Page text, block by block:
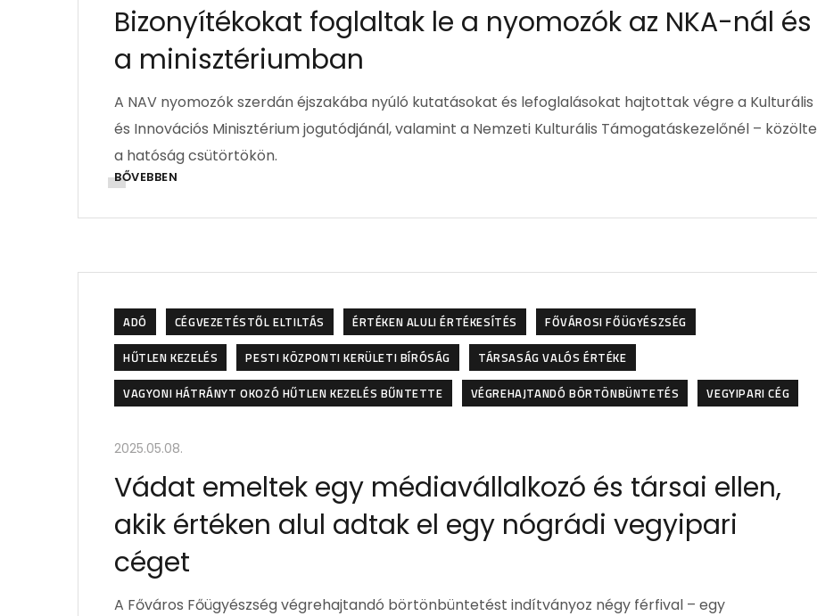
Bizonyítékokat foglaltak le a nyomozók az NKA-nál és
a minisztériumban
A NAV nyomozók szerdán éjszakába nyúló kutatásokat és lefoglalásokat hajtottak végre a Kulturális
és Innovációs Minisztérium jogutódjánál, valamint a Nemzeti Kulturális Támogatáskezelőnél – közölte
a hatóság csütörtökön.
BŐVEBBEN
ADÓ CÉGVEZETÉSTŐL ELTILTÁS ÉRTÉKEN ALULI ÉRTÉKESÍTÉS
FŐVÁROSI FŐÜGYÉSZSÉG
HŰTLEN KEZELÉS
PESTI KÖZPONTI KERÜLETI BÍRÓSÁG
TÁRSASÁG VALÓS ÉRTÉKE
VAGYONI HÁTRÁNYT OKOZÓ HŰTLEN KEZELÉS BŰNTETTE
VÉGREHAJTANDÓ BÖRTÖNBÜNTETÉS VEGYIPARI CÉG
2025.05.08.
Vádat emeltek egy médiavállalkozó és társai ellen,
akik értéken alul adtak el egy nógrádi vegyipari
céget
A Főváros Főügyészség végrehajtandó börtönbüntetést indítványoz négy férfival – egy